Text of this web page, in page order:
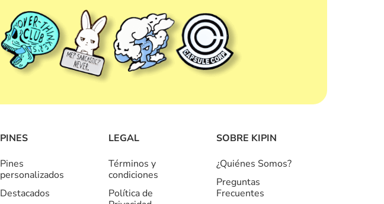
PINES
Pines
personalizados
Destacados
LEGAL
Términos y
condiciones
Política de
SOBRE KIPIN
¿Quiénes Somos?
Preguntas
Frecuentes